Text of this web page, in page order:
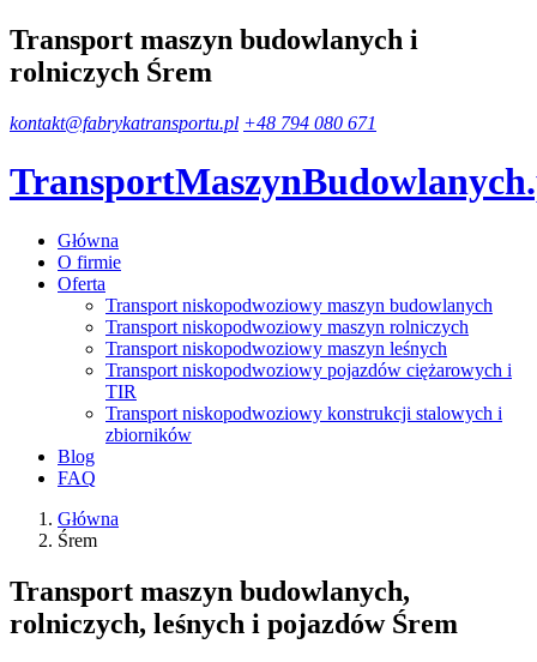
Transport maszyn budowlanych i
rolniczych Śrem
kontakt@fabrykatransportu.pl +48 794 080 671
TransportMaszynBudowlanych
Główna
O firmie
Oferta
Transport niskopodwoziowy maszyn budowlanych
Transport niskopodwoziowy maszyn rolniczych
Transport niskopodwoziowy maszyn leśnych
Transport niskopodwoziowy pojazdów ciężarowych i
TIR
Transport niskopodwoziowy konstrukcji stalowych i
zbiorników
Blog
FAQ
Główna
Śrem
Transport maszyn budowlanych,
rolniczych, leśnych i pojazdów Śrem